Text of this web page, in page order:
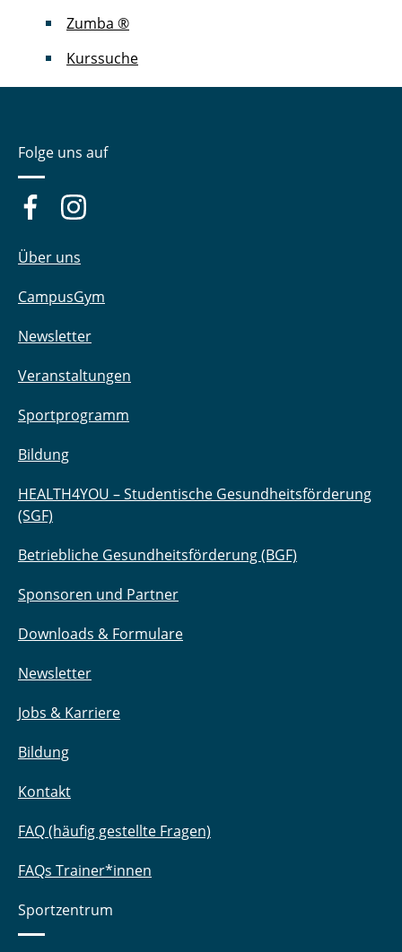
Zumba ®
Kurssuche
Folge uns auf
Über uns
CampusGym
Newsletter
Veranstaltungen
Sportprogramm
Bildung
HEALTH4YOU – Studentische Gesundheitsförderung
(SGF)
Betriebliche Gesundheitsförderung (BGF)
Sponsoren und Partner
Downloads & Formulare
Newsletter
Jobs & Karriere
Bildung
Kontakt
FAQ (häufig gestellte Fragen)
FAQs Trainer*innen
Sportzentrum